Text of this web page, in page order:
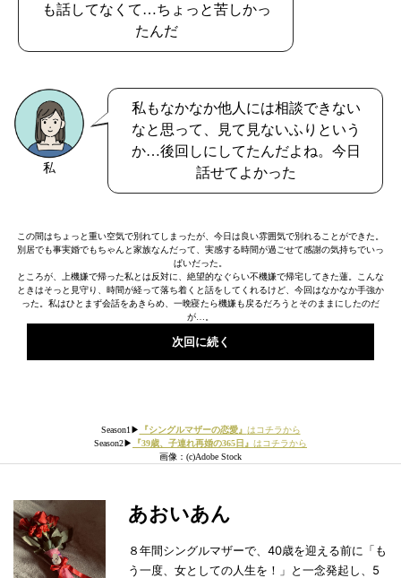
も話してなくて…ちょっと苦しかっ
たんだ
私
私もなかなか他人には相談できない
なと思って、見て見ないふりという
か…後回しにしてたんだよね。今日
話せてよかった
この間はちょっと重い空気で別れてしまったが、今日は良い雰囲気で別れることができた。
別居でも事実婚でもちゃんと家族なんだって、実感する時間が過ごせて感謝の気持ちでいっ
ぱいだった。
ところが、上機嫌で帰った私とは反対に、絶望的なぐらい不機嫌で帰宅してきた蓮。こんな
ときはそっと見守り、時間が経って落ち着くと話をしてくれるけど、今回はなかなか手強か
った。私はひとまず会話をあきらめ、一晩寝たら機嫌も戻るだろうとそのままにしたのだ
が…。
次回に続く
Season1▶︎ 『シングルマザーの恋愛』 はコチラから
Season2▶︎
『39歳、子連れ再婚の365日』 はコチラから
画像：(c)Adobe Stock
あおいあん
８年間シングルマザーで、40歳を迎える前に「も
う一度、女としての人生を！」と一念発起し、5